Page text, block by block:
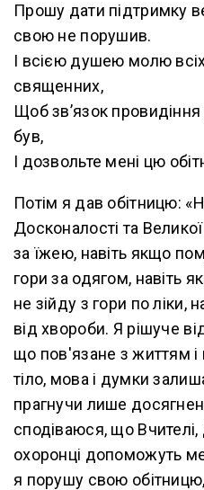
Прошу дати підтримку
свою не порушив.
І всією душею молю всіх
священних,
Щоб зв’язок
був,
І дозвольте мені цю
Потім я дав обітницю:
Досконалості та
за їжею, навіть якщо
гори за одягом, навіть
не зійду з гори по ліки,
від хвороби. Я рішуче
що пов'язане з життям
тіло, мова і думки
прагнучи лише
сподіваюся, що Вчителі,
охоронці допоможуть
я порушу свою